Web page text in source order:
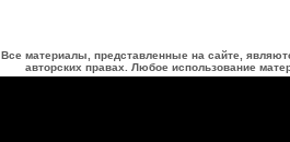
Все материалы, представленные на сайте,
авторских правах. Любое использование